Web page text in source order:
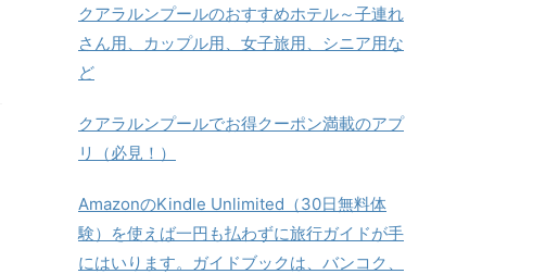
クアラルンプールのおすすめホテル～子連れ
さん用、カップル用、女子旅用、シニア用な
ど
クアラルンプールでお得クーポン満載のアプ
リ（必見！）
AmazonのKindle Unlimited（30日無料体
験）を使えば一円も払わずに旅行ガイドが手
にはいります。ガイドブックは、バンコク、